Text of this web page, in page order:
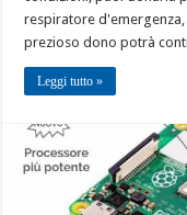
respiratore
prezioso dono potrà
Leggi tutto »